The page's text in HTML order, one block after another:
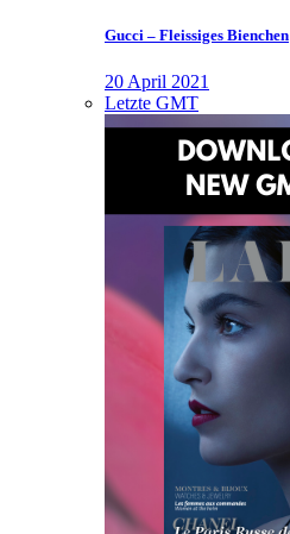
Gucci – Fleissiges Bienchen
20 April 2021
Letzte GMT